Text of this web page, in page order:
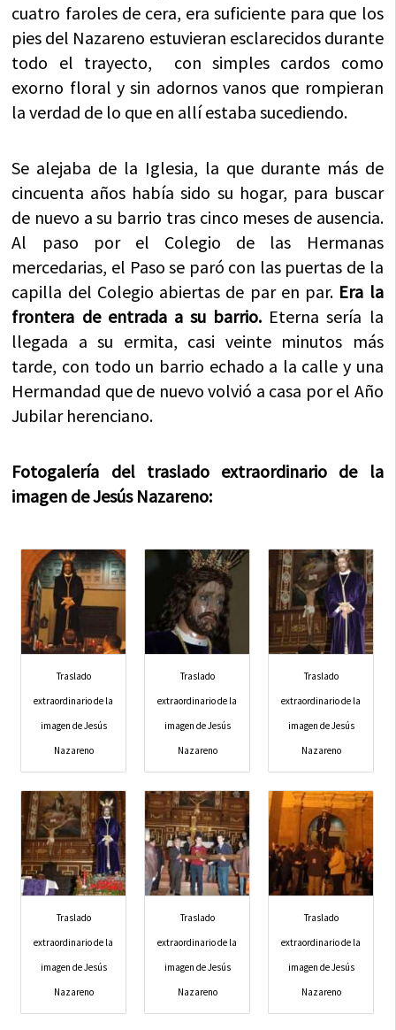
cuatro faroles de cera, era suficiente para que los
pies del Nazareno estuvieran esclarecidos durante
todo el trayecto, con simples cardos como
exorno floral y sin adornos vanos que rompieran
la verdad de lo que en allí estaba sucediendo.
Se alejaba de la Iglesia, la que durante más de
cincuenta años había sido su hogar, para buscar
de nuevo a su barrio tras cinco meses de ausencia.
Al paso por el Colegio de las Hermanas
mercedarias, el Paso se paró con las puertas de la
capilla del Colegio abiertas de par en par. Era la
frontera de entrada a su barrio. Eterna sería la
llegada a su ermita, casi veinte minutos más
tarde, con todo un barrio echado a la calle y una
Hermandad que de nuevo volvió a casa por el Año
Jubilar herenciano.
Fotogalería del traslado extraordinario de la
imagen de Jesús Nazareno:
Traslado
extraordinario de la
imagen de Jesús
Nazareno
Traslado
extraordinario de la
imagen de Jesús
Nazareno
Traslado
extraordinario de la
imagen de Jesús
Nazareno
Traslado
extraordinario de la
imagen de Jesús
Nazareno
Traslado
extraordinario de la
imagen de Jesús
Nazareno
Traslado
extraordinario de la
imagen de Jesús
Nazareno